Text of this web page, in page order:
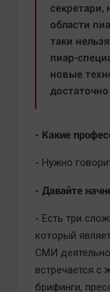
секретари,
области
таки
пиар-
новые
- Какие
- Нужно
- Давайте
- Есть три
который
СМИ
встречается с
брифинги,